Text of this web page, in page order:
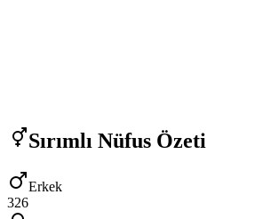
Sırımlı Nüfus Özeti
Erkek
326